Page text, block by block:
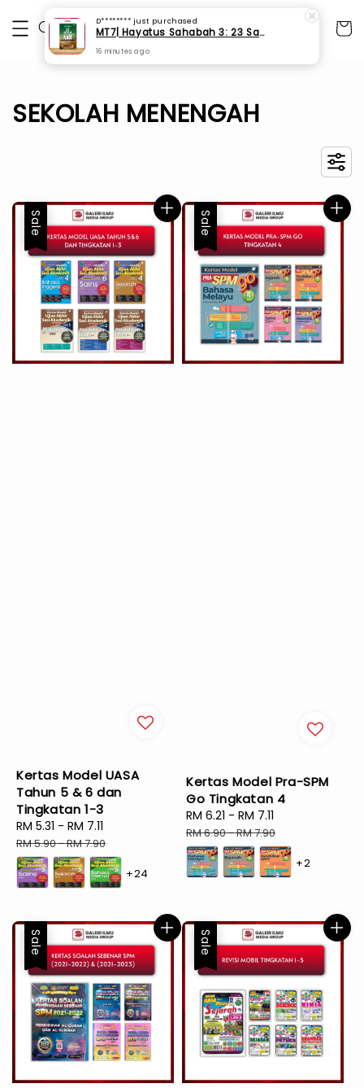
SEKOLAH MENENGAH
Sale
Kertas Model UASA
Tahun 5 & 6 dan
Tingkatan 1-3
Sale
price
RM 5.31 - RM 7.11
RM 5.90-RM 7.90
+24
Sale
Kertas Model Pra-SPM
Go Tingkatan 4
Sale
price
RM 6.21 - RM 7.11
RM 6.90-RM 7.90
+2
Sale Sale
D******** just purchased
MT7| Hayatus Sahabah 3: 23 Sahabat Kesayangan Nabi
16 minutes ago